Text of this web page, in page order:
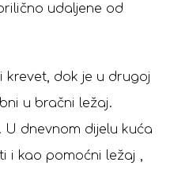
udaljene od
krevet, dok je u drugoj
u bračni ležaj.
dnevnom dijelu kuća
i kao pomoćni ležaj ,